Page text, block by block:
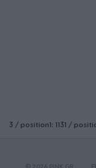
3 / position1: 1131 /
© 2026 PINK.GR